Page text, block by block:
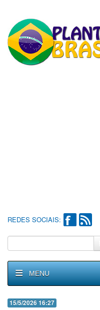
REDES SOCIAIS:
MENU
15/5/2026 16:27